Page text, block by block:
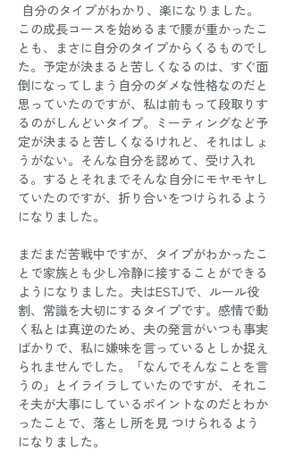
自分のタイプがわかり、楽になりました。
この成長コースを始めるまで腰が重かったこ
とも、まさに自分のタイプからくるものでし
た。予定が決まると苦しくなるのは、すぐ面
倒になってしまう自分のダメな性格なのだと
思っていたのですが、私は前もって段取りす
るのがしんどいタイプ。ミーティングなど予
定が決まると苦しくなるけれど、それはしょ
うがない。そんな自分を認めて、受け入れ
る。するとそれまでそんな自分にモヤモヤし
ていたのですが、折り合いをつけられるよう
になりました。
まだまだ苦戦中ですが、タイプがわかったこ
とで家族とも少し冷静に接することができる
ようになりました。夫はESTJで、ルール役
割、常識を大切にするタイプです。感情で動
く私とは真逆のため、夫の発言がいつも事実
ばかりで、私に嫌味を言っているとしか捉え
られませんでした。「なんでそんなことを言
うの」とイライラしていたのですが、それこ
そ夫が大事にしているポイントなのだとわか
ったことで、落とし所を見 つけられるよう
になりました。